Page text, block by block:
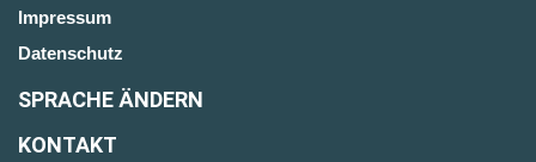
Impressum
Datenschutz
SPRACHE ÄNDERN
KONTAKT